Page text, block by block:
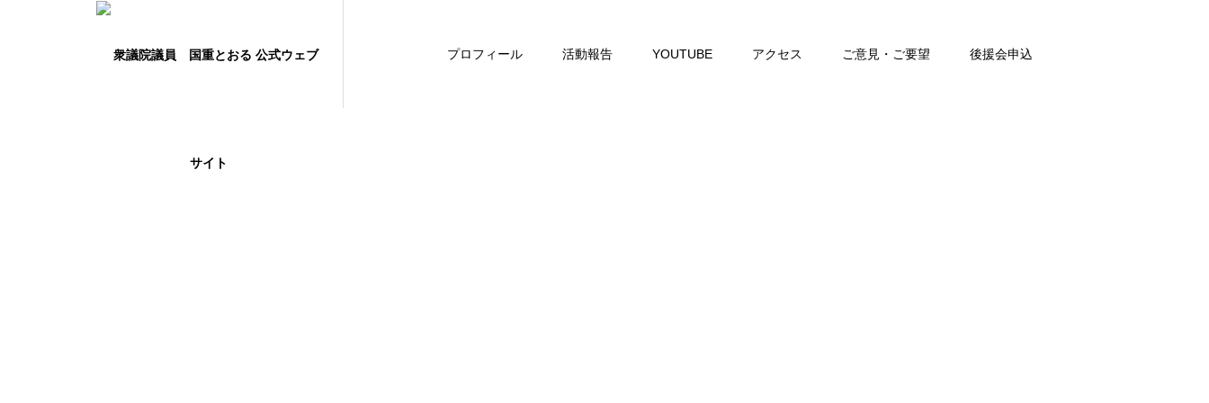
プロフィール 活動報告 YOUTUBE アクセス ご意見・ご要望 後援会申込